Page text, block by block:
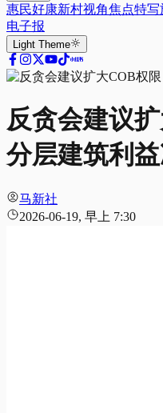
惠民好康新村视角焦点特写
电子报
Light Theme
反贪会建议
分层建筑利
马新社
2026-06-19, 早上 7:30